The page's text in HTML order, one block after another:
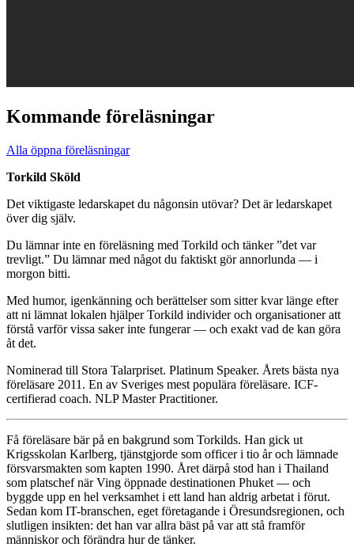
Kommande föreläsningar
Alla öppna föreläsningar
Torkild Sköld
Det viktigaste ledarskapet du någonsin utövar? Det är ledarskapet
över dig själv.
Du lämnar inte en föreläsning med Torkild och tänker ”det var
trevligt.” Du lämnar med något du faktiskt gör annorlunda — i
morgon bitti.
Med humor, igenkänning och berättelser som sitter kvar länge efter
att ni lämnat lokalen hjälper Torkild individer och organisationer att
förstå varför vissa saker inte fungerar — och exakt vad de kan göra
åt det.
Nominerad till Stora Talarpriset. Platinum Speaker. Årets bästa nya
föreläsare 2011. En av Sveriges mest populära föreläsare. ICF-
certifierad coach. NLP Master Practitioner.
Få föreläsare bär på en bakgrund som Torkilds. Han gick ut
Krigsskolan Karlberg, tjänstgjorde som officer i tio år och lämnade
försvarsmakten som kapten 1990. Året därpå stod han i Thailand
som platschef när Ving öppnade destinationen Phuket — och
byggde upp en hel verksamhet i ett land han aldrig arbetat i förut.
Sedan kom IT-branschen, eget företagande i Öresundsregionen, och
slutligen insikten: det han var allra bäst på var att stå framför
människor och förändra hur de tänker.